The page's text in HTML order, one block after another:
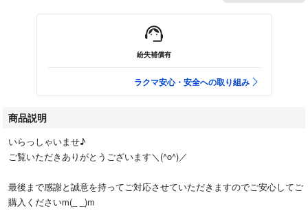
紛失補償有
ラクマ安心・安全への取り組み
商品説明
いらっしゃいませ♪
ご覧いただきありがとうございます＼(^o^)／
最後まで感謝と誠意を持ってご対応させていただきますのでご安心してご
購入くださいm(_ _)m